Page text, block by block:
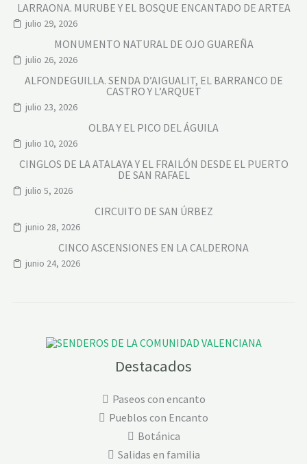
LARRAONA. MURUBE Y EL BOSQUE ENCANTADO DE ARTEA
julio 29, 2026
MONUMENTO NATURAL DE OJO GUAREÑA
julio 26, 2026
ALFONDEGUILLA. SENDA D’AIGUALIT, EL BARRANCO DE
CASTRO Y L’ARQUET
julio 23, 2026
OLBA Y EL PICO DEL ÁGUILA
julio 10, 2026
CINGLOS DE LA ATALAYA Y EL FRAILÓN DESDE EL PUERTO
DE SAN RAFAEL
julio 5, 2026
CIRCUITO DE SAN ÚRBEZ
junio 28, 2026
CINCO ASCENSIONES EN LA CALDERONA
junio 24, 2026
Destacados
Paseos con encanto
Pueblos con Encanto
Botánica
Salidas en familia